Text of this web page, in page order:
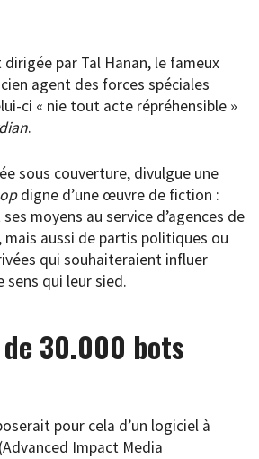
dirigée par Tal Hanan, le fameux
agent des forces spéciales
ci « nie tout acte répréhensible »
.
sous couverture, divulgue une
digne d’une œuvre de fiction :
moyens au service d’agences de
mais aussi de partis politiques ou
qui souhaiteraient influer
sens qui leur sied.
30.000 bots
pour cela d’un logiciel à
(Advanced Impact Media